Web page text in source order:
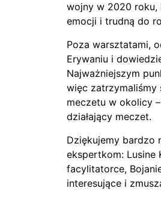
wojny w 2020 roku,
emocji i trudną do
Poza warsztatami,
Erywaniu i
Najważniejszym
więc zatrzymaliśmy
meczetu w okolicy
działający meczet.
Dziękujemy bardzo
ekspertkom: Lusine
facylitatorce,
interesujące i